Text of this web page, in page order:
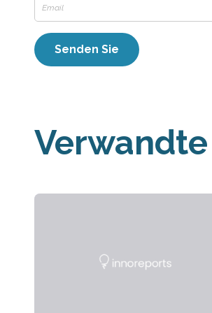
Verwandte